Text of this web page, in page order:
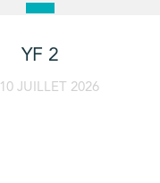
YF 2
10 JUILLET 2026